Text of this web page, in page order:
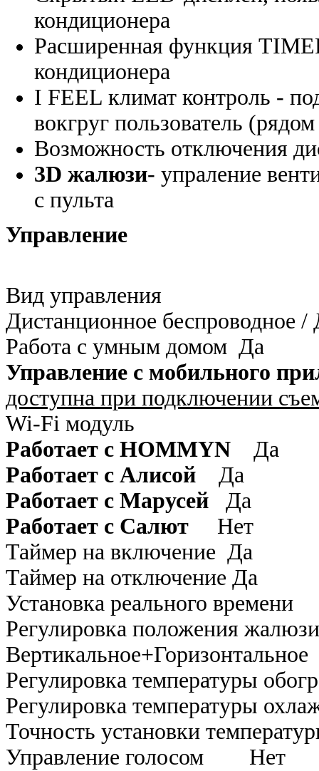
кондиционера
Расширенная функция
кондиционера
I FEEL климат контроль -
вокгруг пользователь
Возможность отключения
3D жалюзи- упраление
с пульта
Управление
Вид управления
Дистанционное беспроводное
Работа с умным домом Да
Управление c мобильного
доступна при подключении
Wi-Fi модуль
Работает с HOMMYN Да
Работает с Алисой Да
Работает с Марусей Да
Работает с Салют Нет
Таймер на включение Да
Таймер на отключение Да
Установка реального
Регулировка положения
Вертикальное+Горизонтальное
Регулировка температуры
Регулировка температуры
Точность установки
Управление голосом Нет